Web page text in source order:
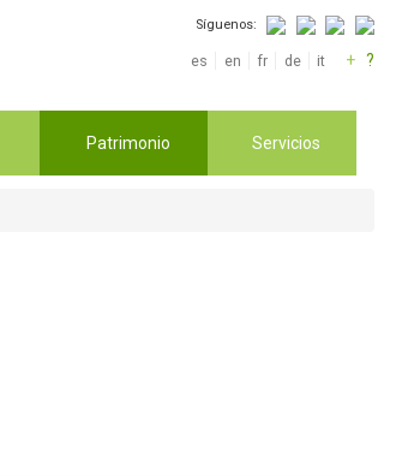
Síguenos:
es en fr de it + ?
Patrimonio Servicios